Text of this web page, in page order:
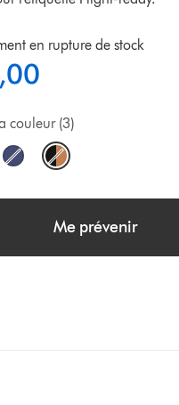
en rupture de stock
couleur (3)
Me prévenir